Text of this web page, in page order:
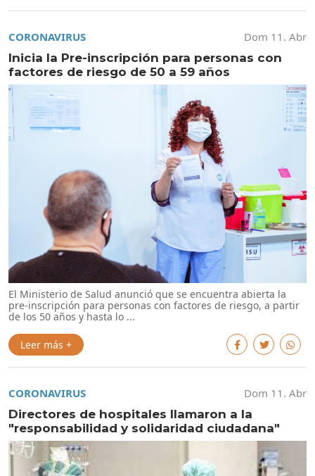
CORONAVIRUS
Dom 11. Abr
Inicia la Pre-inscripción para personas con
factores de riesgo de 50 a 59 años
El Ministerio de Salud anunció que se encuentra abierta la
pre-inscripción para personas con factores de riesgo, a partir
de los 50 años y hasta lo ...
Leer más +
CORONAVIRUS
Dom 11. Abr
Directores de hospitales llamaron a la
"responsabilidad y solidaridad ciudadana"